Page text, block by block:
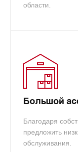
области.
Большой
Благодаря
предложить
обслуживания.